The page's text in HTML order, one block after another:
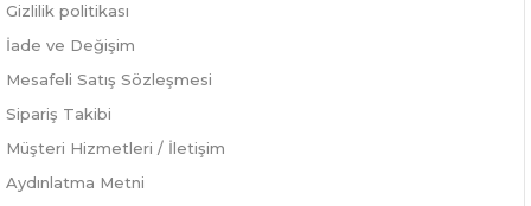
Gizlilik politikası
İade ve Değişim
Mesafeli Satış Sözleşmesi
Sipariş Takibi
Müşteri Hizmetleri / İletişim
Aydınlatma Metni